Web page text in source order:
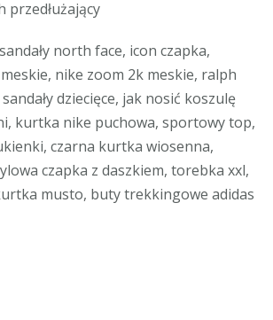
przedłużający
north face, icon czapka,
nike zoom 2k meskie, ralph
dziecięce, jak nosić koszulę
kurtka nike puchowa, sportowy top,
czarna kurtka wiosenna,
czapka z daszkiem, torebka xxl,
musto, buty trekkingowe adidas